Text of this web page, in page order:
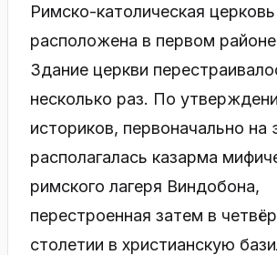
Римско-католическая церковь
расположена в первом районе
Здание церкви
несколько раз. По
историков, первоначально на
располагалась казарма
римского лагеря Виндобона,
перестроенная затем в
столетии в христианскую